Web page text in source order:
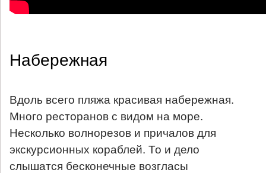
Набережная
Вдоль всего пляжа красивая набережная.
Много ресторанов с видом на море.
Несколько волнорезов и причалов для
экскурсионных кораблей. То и дело
слышатся бесконечные возгласы